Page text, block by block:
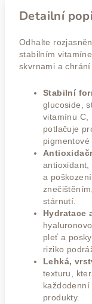
Detailní
Odhalte
stabilním
skvrnami a
Stabilní
glucoside,
vitamínu C,
potlačuje
pigmentové
a
stárnutí.
Hydratace
pleť a
riziko
Lehká,
texturu,
produkty.